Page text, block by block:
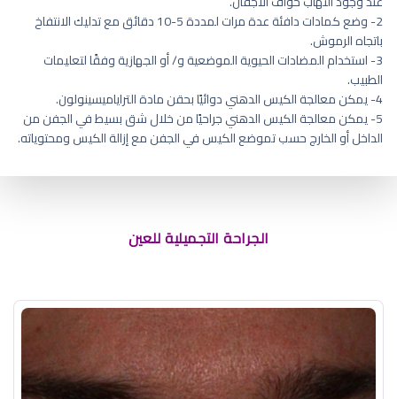
2- وضع كمادات دافئة عدة مرات لمددة 5-10 دقائق مع تدليك الانتفاخ
باتجاه الرموش.
3- استخدام المضادات الحيوية الموضعية و/ أو الجهازية وفقًا لتعليمات
الطبيب.
4- يمكن معالجة الكيس الدهني دوائيًا بحقن مادة التراياميسينولون.
5- يمكن معالجة الكيس الدهني جراحيًا من خلال شق بسيط في الجفن من
الداخل أو الخارج حسب تموضع الكيس في الجفن مع إزالة الكيس ومحتوياته.
تجارب عملية توسيع العين
الجراحة التجميلية للعين